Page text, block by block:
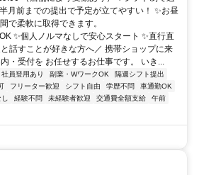
月前までの提出で予定が立てやすい！ ✨お昼
で柔軟に取得できます。
✨個人ノルマなしで安心スタート ✨直行直
話すことが好きな方へ／ 携帯ショップに来
・受付を お任せするお仕事です。 いき...
社員登用あり 副業・WワークOK
隔週シフト提出
フリーター歓迎 シフト自由 学歴不問
車通勤OK
経験不問 未経験者歓迎 交通費全額支給
午前